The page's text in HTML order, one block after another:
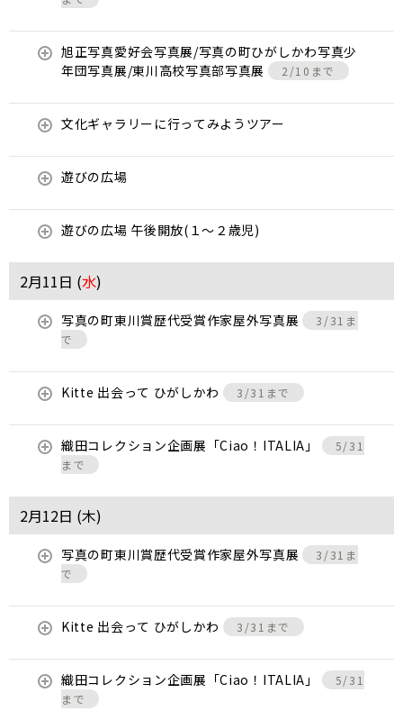
旭正写真愛好会写真展/写真の町ひがしかわ写真少
年団写真展/東川高校写真部写真展
2/10まで
文化ギャラリーに行ってみようツアー
遊びの広場
遊びの広場 午後開放(１～２歳児)
2月11日 (水)
写真の町東川賞歴代受賞作家屋外写真展
3/31ま
で
Kitte 出会って ひがしかわ 3/31まで
織田コレクション企画展「Ciao！ITALIA」
5/31
まで
2月12日 (木)
写真の町東川賞歴代受賞作家屋外写真展
3/31ま
で
Kitte 出会って ひがしかわ 3/31まで
織田コレクション企画展「Ciao！ITALIA」
5/31
まで